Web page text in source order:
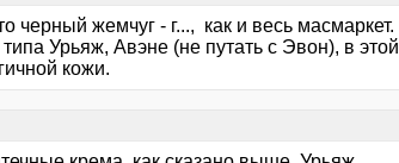
черный жемчуг - г..., как и весь масмаркет.
Урьяж, Авэне (не путать с Эвон), в этой
кожи.